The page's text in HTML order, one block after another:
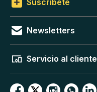
Suscríbete
Newsletters
Servicio al cliente